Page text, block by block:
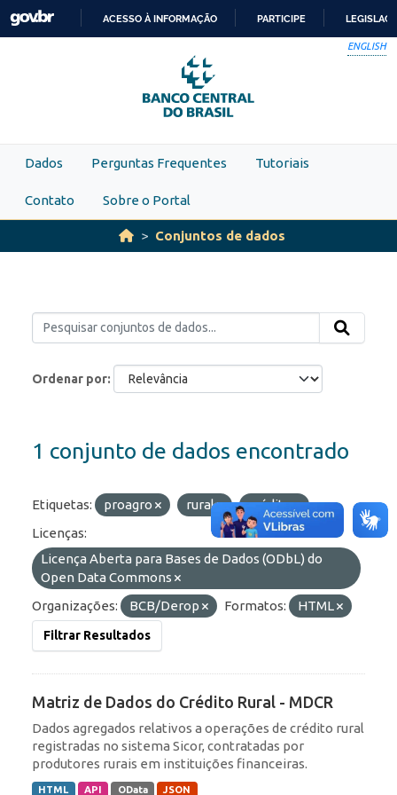
Skip to main content
PARA
O
CONTEÚDO
ACESSO À INFORMAÇÃO PARTICIPE
ENGLISH
Dados Perguntas Frequentes Tutoriais
Contato Sobre o Portal
Conjuntos de dados
Ordenar por
1 conjunto de dados encontrado
Etiquetas: proagro rural
crédito
Licenças:
Licença Aberta para Bases de Dados (ODbL) do
Open Data Commons
Organizações:
BCB/Derop Formatos: HTML
Filtrar Resultados
Matriz de Dados do Crédito Rural - MDCR
Dados agregados relativos a operações de crédito rural
registradas no sistema Sicor, contratadas por
produtores rurais em instituições financeiras.
HTML API OData JSON